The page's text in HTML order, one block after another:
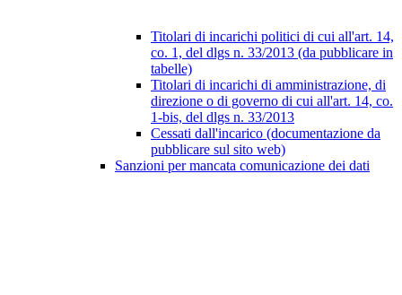
Titolari di incarichi politici di cui all'art. 14,
co. 1, del dlgs n. 33/2013 (da pubblicare in
tabelle)
Titolari di incarichi di amministrazione, di
direzione o di governo di cui all'art. 14, co.
1-bis, del dlgs n. 33/2013
Cessati dall'incarico (documentazione da
pubblicare sul sito web)
Sanzioni per mancata comunicazione dei dati